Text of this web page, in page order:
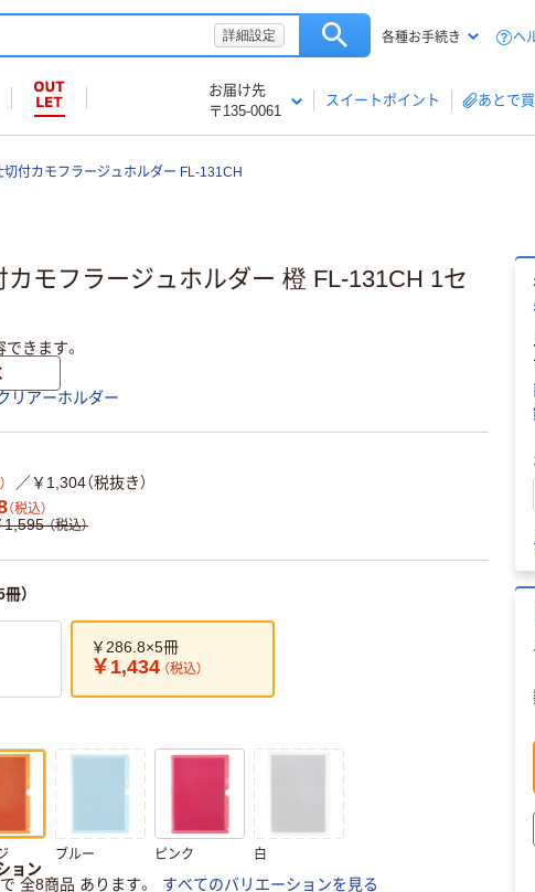
詳細設定 各種お手続き ヘ
お届け先
〒135-0061
スイートポイント あとで
切付カモフラージュホルダー FL-131CH
カモフラージュホルダー 橙 FL-131CH 1セ
きます。
リアーホルダー
／￥1,304（税抜き）
（税込）
1,595 （税込）
）
￥286.8×5冊
￥1,434 （税込）
ブルー ピンク 白
ョン
で 全8商品 あります。
すべてのバリエーションを見る